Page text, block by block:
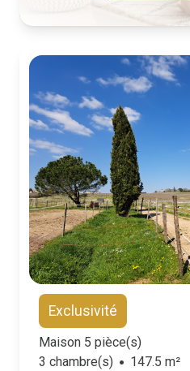
Exclusivité
Maison 5 pièce(s)
3 chambre(s)
147.5 m²